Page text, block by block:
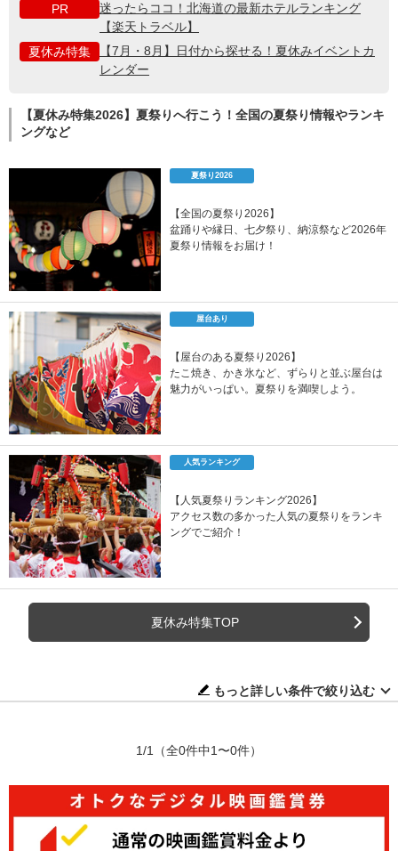
PR
迷ったらココ！北海道の最新ホテルランキング
【楽天トラベル】
夏休み特集
【7月・8月】日付から探せる！夏休みイベントカ
レンダー
【夏休み特集2026】夏祭りへ行こう！全国の夏祭り情報やランキ
ングなど
夏祭り2026
【全国の夏祭り2026】
盆踊りや縁日、七夕祭り、納涼祭など2026年
夏祭り情報をお届け！
屋台あり
【屋台のある夏祭り2026】
たこ焼き、かき氷など、ずらりと並ぶ屋台は
魅力がいっぱい。夏祭りを満喫しよう。
人気ランキング
【人気夏祭りランキング2026】
アクセス数の多かった人気の夏祭りをランキ
ングでご紹介！
夏休み特集TOP
もっと詳しい条件で絞り込む
1/1 （全0件中1〜0件）